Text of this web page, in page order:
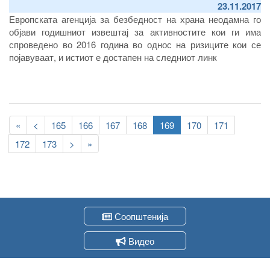
23.11.2017
Европската агенција за безбедност на храна неодамна го
објави годишниот извештај за активностите кои ги има
спроведено во 2016 година во однос на ризиците кои се
појавуваат, и истиот е достапен на следниот линк
Pagination
First
page
«
Previous
page
< Page
165 Page
166 Page
167 Page
168
Current
page
169 Page
170 Page
171
Page
172 Page
173
Следна
страна
>
Last
page
»
Соопштенија
Видео